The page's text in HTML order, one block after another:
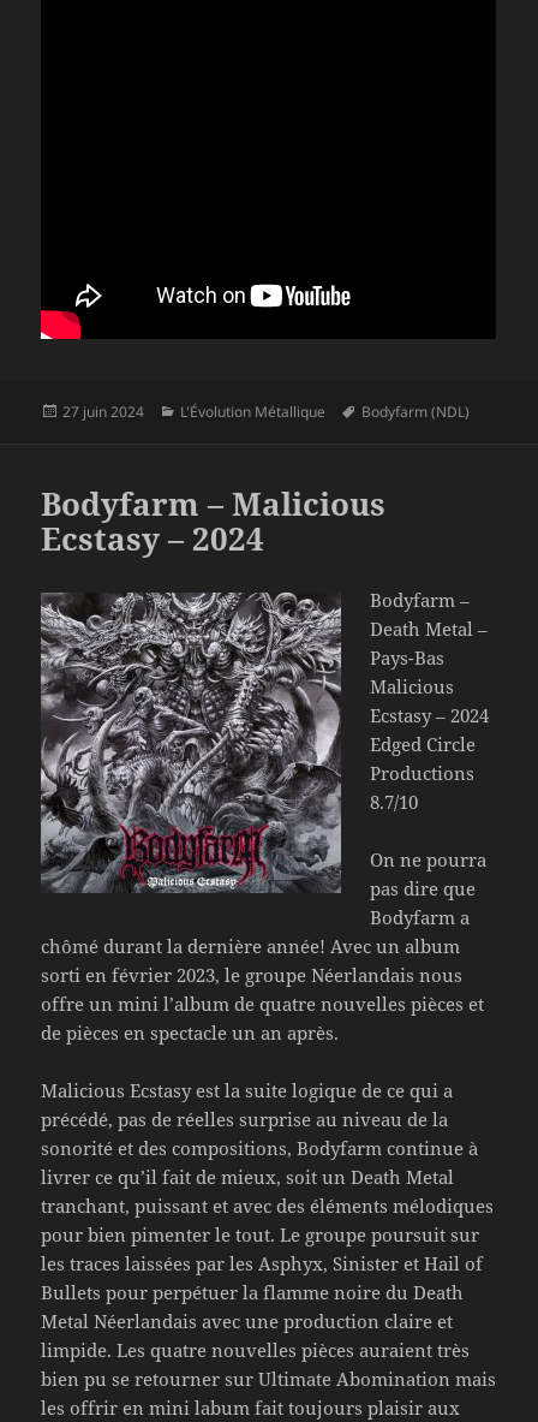
Publié
27 juin 2024 Catégories
L'Évolution Métallique
Mots-
Bodyfarm (NDL)
Bodyfarm – Malicious
Ecstasy – 2024
Bodyfarm –
Death Metal –
Pays-Bas
Malicious
Ecstasy – 2024
Edged Circle
Productions
8.7/10
On ne pourra
pas dire que
Bodyfarm a
chômé durant la dernière année! Avec un album
sorti en février 2023, le groupe Néerlandais nous
offre un mini l’album de quatre nouvelles pièces et
de pièces en spectacle un an après.
Malicious Ecstasy est la suite logique de ce qui a
précédé, pas de réelles surprise au niveau de la
sonorité et des compositions, Bodyfarm continue à
livrer ce qu’il fait de mieux, soit un Death Metal
tranchant, puissant et avec des éléments mélodiques
pour bien pimenter le tout. Le groupe poursuit sur
les traces laissées par les Asphyx, Sinister et Hail of
Bullets pour perpétuer la flamme noire du Death
Metal Néerlandais avec une production claire et
limpide. Les quatre nouvelles pièces auraient très
bien pu se retourner sur Ultimate Abomination mais
les offrir en mini labum fait toujours plaisir aux